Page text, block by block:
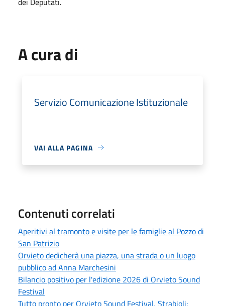
A cura di
Servizio Comunicazione Istituzionale
VAI ALLA PAGINA
Contenuti correlati
Aperitivi al tramonto e visite per le famiglie al Pozzo di
San Patrizio
Orvieto dedicherà una piazza, una strada o un luogo
pubblico ad Anna Marchesini
Bilancio positivo per l'edizione 2026 di Orvieto Sound
Festival
Tutto pronto per Orvieto Sound Festival, Strabioli: